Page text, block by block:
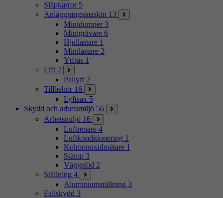
Släpkärror 5
Anläggningsmaskin 13
Minidumper 3
Minigrävare 6
Hjullastare 1
Minilastare 2
Ytfräs 1
Lift 2
Pallyft 2
Tillbehör 16
Lyftsax 5
Skydd och arbetsmiljö 56
Arbetsmiljö 16
Luftrenare 4
Luftkonditionering 1
Kolmonoxidmätare 1
Stämp 3
Väggstöd 2
Ställning 4
Aluminiumställning 3
Fallskydd 3